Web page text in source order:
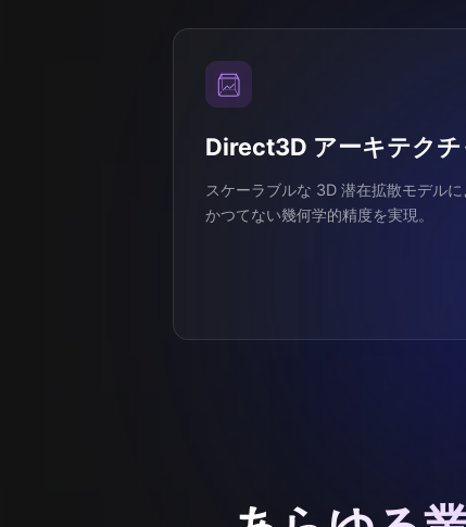
Direct3D アーキテクチ
スケーラブルな 3D 潜在拡散モデルに
かつてない幾何学的精度を実現。